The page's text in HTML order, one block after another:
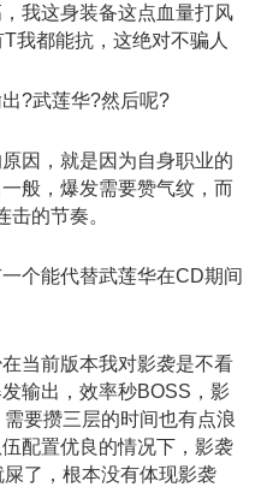
我这身装备这点血量打风
我都能抗，这绝对不骗人
?武莲华?然后呢?
，就是因为自身职业的
般，爆发需要赞气纹，而
击的节奏。
能代替武莲华在CD期间
前版本我对影袭是不看
输出，效率秒BOSS，影
要攒三层的时间也有点浪
配置优良的情况下，影袭
了，根本没有体现影袭